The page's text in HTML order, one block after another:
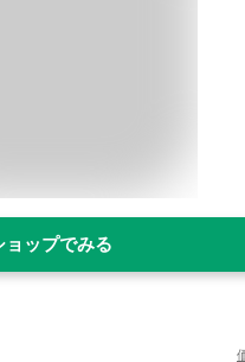
ョップでみる